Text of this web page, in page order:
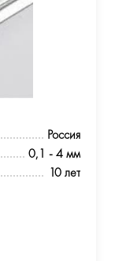
Россия
0,1 - 4 мм
10 лет